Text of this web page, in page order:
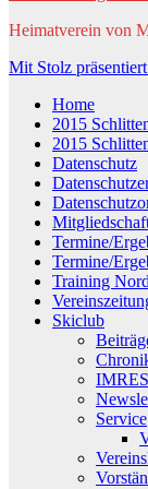
Heimatverein von
Mit Stolz
Home
2015
2015
Datenschutz
Termine/
Termine/
Training
Skiclub
Service